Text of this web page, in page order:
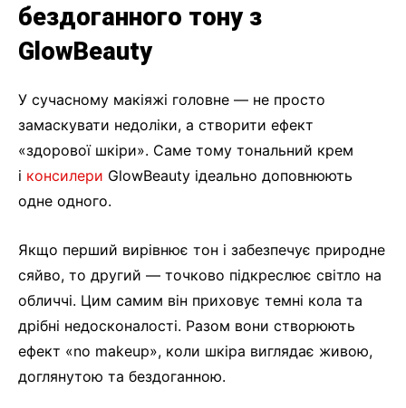
бездоганного тону з
GlowBeauty
У сучасному макіяжі головне — не просто
замаскувати недоліки, а створити ефект
«здорової шкіри». Саме тому тональний крем
і консилери GlowBeauty ідеально доповнюють
одне одного.
Якщо перший вирівнює тон і забезпечує природне
сяйво, то другий — точково підкреслює світло на
обличчі. Цим самим він приховує темні кола та
дрібні недосконалості. Разом вони створюють
ефект «no makeup», коли шкіра виглядає живою,
доглянутою та бездоганною.